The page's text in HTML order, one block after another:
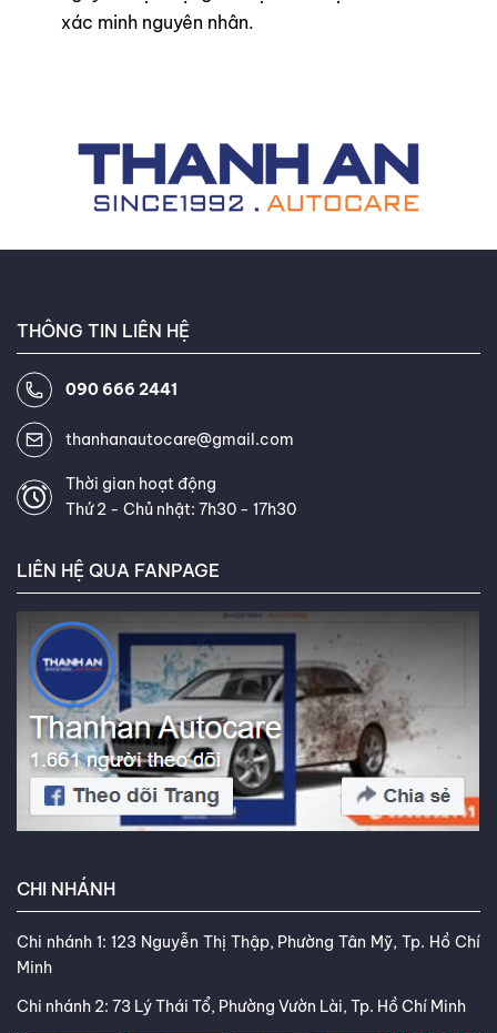
xác minh nguyên nhân.
THÔNG TIN LIÊN HỆ
090 666 2441
thanhanautocare@gmail.com
Thời gian hoạt động
Thứ 2 - Chủ nhật: 7h30 - 17h30
LIÊN HỆ QUA FANPAGE
CHI NHÁNH
Chi nhánh 1: 123 Nguyễn Thị Thập, Phường Tân Mỹ, Tp. Hồ Chí
Minh
Chi nhánh 2: 73 Lý Thái Tổ, Phường Vườn Lài, Tp. Hồ Chí Minh